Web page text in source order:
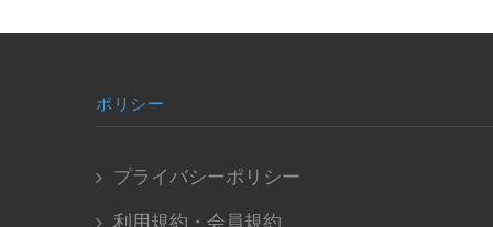
ポリシー
プライバシーポリシー
利用規約・会員規約